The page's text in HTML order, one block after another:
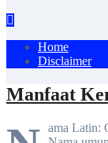
Home
Disclaimer
Manfaat
ama Latin: